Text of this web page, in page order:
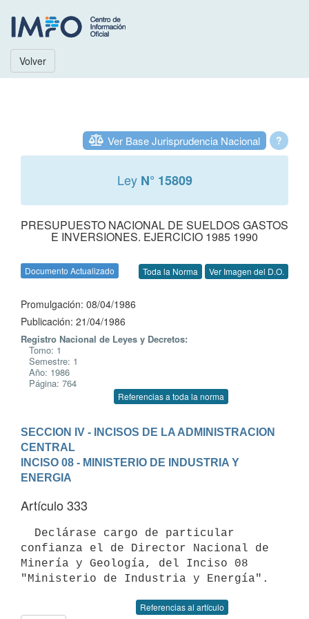
Volver
?
Ver Base Jurisprudencia Nacional
Ley N° 15809
PRESUPUESTO NACIONAL DE SUELDOS GASTOS
E INVERSIONES. EJERCICIO 1985 1990
Documento Actualizado Toda la Norma Ver Imagen del D.O.
Promulgación: 08/04/1986
Publicación: 21/04/1986
Registro Nacional de Leyes y Decretos:
Tomo: 1
Semestre: 1
Año: 1986
Página: 764
Referencias a toda la norma
SECCION IV - INCISOS DE LA ADMINISTRACION
CENTRAL
INCISO 08 - MINISTERIO DE INDUSTRIA Y
ENERGIA
Artículo 333
confianza el de Director Nacional de
Minería y Geología, del Inciso 08
Referencias al artículo